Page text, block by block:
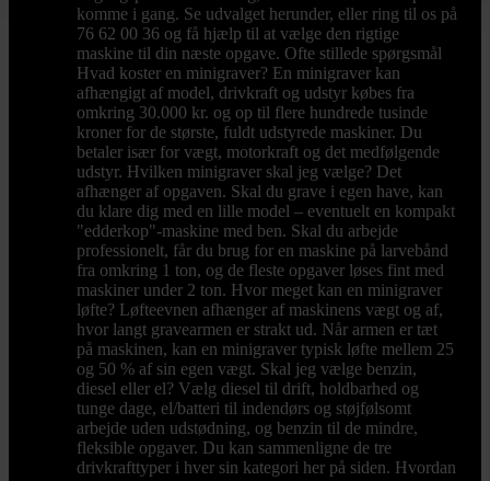
komme i gang. Se udvalget herunder, eller ring til os på
76 62 00 36 og få hjælp til at vælge den rigtige
maskine til din næste opgave. Ofte stillede spørgsmål
Hvad koster en minigraver? En minigraver kan
afhængigt af model, drivkraft og udstyr købes fra
omkring 30.000 kr. og op til flere hundrede tusinde
kroner for de største, fuldt udstyrede maskiner. Du
betaler især for vægt, motorkraft og det medfølgende
udstyr. Hvilken minigraver skal jeg vælge? Det
afhænger af opgaven. Skal du grave i egen have, kan
du klare dig med en lille model – eventuelt en kompakt
"edderkop"-maskine med ben. Skal du arbejde
professionelt, får du brug for en maskine på larvebånd
fra omkring 1 ton, og de fleste opgaver løses fint med
maskiner under 2 ton. Hvor meget kan en minigraver
løfte? Løfteevnen afhænger af maskinens vægt og af,
hvor langt gravearmen er strakt ud. Når armen er tæt
på maskinen, kan en minigraver typisk løfte mellem 25
og 50 % af sin egen vægt. Skal jeg vælge benzin,
diesel eller el? Vælg diesel til drift, holdbarhed og
tunge dage, el/batteri til indendørs og støjfølsomt
arbejde uden udstødning, og benzin til de mindre,
fleksible opgaver. Du kan sammenligne de tre
drivkrafttyper i hver sin kategori her på siden. Hvordan